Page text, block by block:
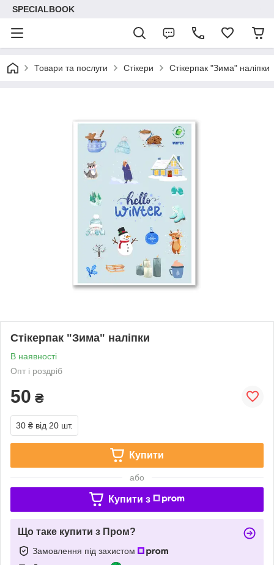
SPECIALBOOK
Товари та послуги Стікери Стікерпак "Зима" наліпки
Стікерпак "Зима" наліпки
В наявності
Опт і роздріб
50 ₴
30 ₴ від 20 шт.
Купити
або
Купити з
Що таке купити з Пром?
Замовлення під захистом